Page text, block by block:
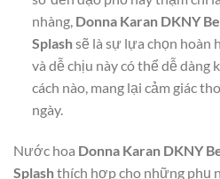
nhàng, Donna Karan DKNY
Splashsẽ là sự lựa chọn hoàn
và dễ chịu này có thể dễ
cách nào, mang lại cảm giác
ngày.
Nước hoa Donna Karan DKNY
Splashthích hợp cho những phụ